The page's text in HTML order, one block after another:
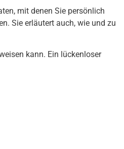
mit denen Sie persönlich
Sie erläutert auch, wie und zu
kann. Ein lückenloser